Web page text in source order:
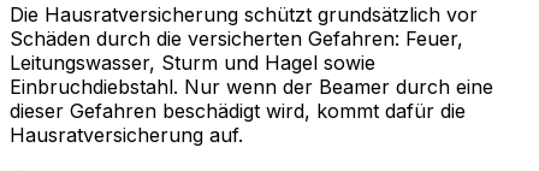
Die Hausratversicherung schützt grundsätzlich vor
Schäden durch die versicherten Gefahren: Feuer,
Leitungswasser, Sturm und Hagel sowie
Einbruchdiebstahl. Nur wenn der Beamer durch eine
dieser Gefahren beschädigt wird, kommt dafür die
Hausratversicherung auf.